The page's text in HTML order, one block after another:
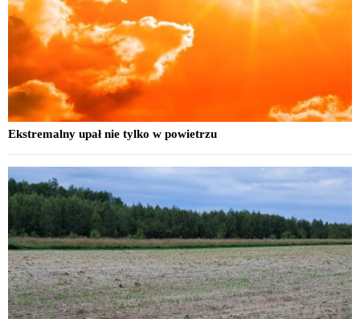
Ekstremalny upał nie tylko w powietrzu